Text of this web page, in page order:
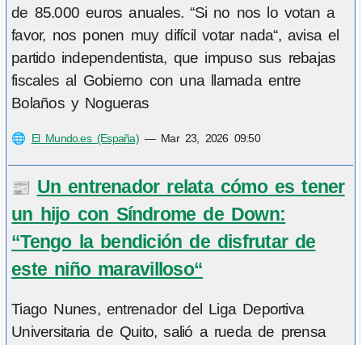
de 85.000 euros anuales. “Si no nos lo votan a
favor, nos ponen muy difícil votar nada“, avisa el
partido independentista, que impuso sus rebajas
fiscales al Gobierno con una llamada entre
Bolaños y Nogueras
🌐 El Mundo.es (España)— Mar 23, 2026 09:50
📰 Un entrenador relata cómo es tener
un hijo con Síndrome de Down:
“Tengo la bendición de disfrutar de
este niño maravilloso“
Tiago Nunes, entrenador del Liga Deportiva
Universitaria de Quito, salió a rueda de prensa